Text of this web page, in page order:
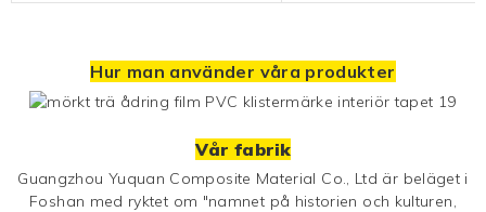
Hur man använder våra produkter
Vår fabrik
Guangzhou Yuquan Composite Material Co., Ltd är beläget i
Foshan med ryktet om "namnet på historien och kulturen,